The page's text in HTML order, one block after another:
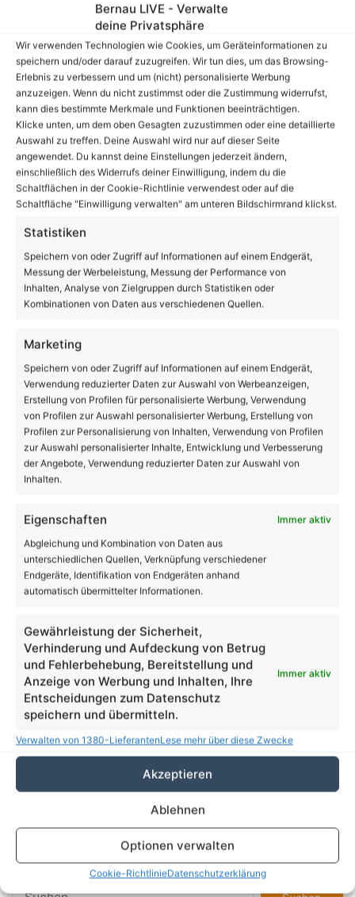
Bernau LIVE - Verwalte
deine Privatsphäre
Wir verwenden Technologien wie Cookies, um Geräteinformationen zu
speichern und/oder darauf zuzugreifen. Wir tun dies, um das Browsing-
Erlebnis zu verbessern und um (nicht) personalisierte Werbung
anzuzeigen. Wenn du nicht zustimmst oder die Zustimmung widerrufst,
kann dies bestimmte Merkmale und Funktionen beeinträchtigen.
Klicke unten, um dem oben Gesagten zuzustimmen oder eine detaillierte
Auswahl zu treffen. Deine Auswahl wird nur auf dieser Seite
angewendet. Du kannst deine Einstellungen jederzeit ändern,
einschließlich des Widerrufs deiner Einwilligung, indem du die
Schaltflächen in der Cookie-Richtlinie verwendest oder auf die
Schaltfläche "Einwilligung verwalten" am unteren Bildschirmrand klickst.
Statistiken
Speichern von oder Zugriff auf Informationen auf einem Endgerät,
Messung der Werbeleistung, Messung der Performance von
Inhalten, Analyse von Zielgruppen durch Statistiken oder
Kombinationen von Daten aus verschiedenen Quellen.
Marketing
Speichern von oder Zugriff auf Informationen auf einem Endgerät,
Verwendung reduzierter Daten zur Auswahl von Werbeanzeigen,
Erstellung von Profilen für personalisierte Werbung, Verwendung
von Profilen zur Auswahl personalisierter Werbung, Erstellung von
Profilen zur Personalisierung von Inhalten, Verwendung von Profilen
zur Auswahl personalisierter Inhalte, Entwicklung und Verbesserung
der Angebote, Verwendung reduzierter Daten zur Auswahl von
Inhalten.
Eigenschaften
Immer aktiv
Abgleichung und Kombination von Daten aus
unterschiedlichen Quellen, Verknüpfung verschiedener
Endgeräte, Identifikation von Endgeräten anhand
automatisch übermittelter Informationen.
Gewährleistung der Sicherheit,
Verhinderung und Aufdeckung von Betrug
und Fehlerbehebung, Bereitstellung und
Anzeige von Werbung und Inhalten, Ihre
Entscheidungen zum Datenschutz
speichern und übermitteln.
Immer aktiv
Verwalten von 1380-LieferantenLese mehr über diese Zwecke
Akzeptieren
Ablehnen
Optionen verwalten
Cookie-RichtlinieDatenschutzerklärung
Beruf
Junger Motorradfahrer in Joachimsthal tödlich
Regeln, Infos für den Tag